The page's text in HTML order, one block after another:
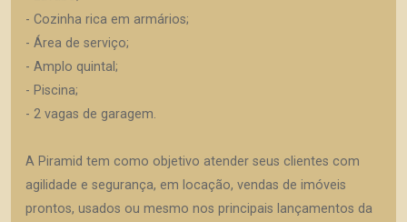
- Cozinha rica em armários;
- Área de serviço;
- Amplo quintal;
- Piscina;
- 2 vagas de garagem.
A Piramid tem como objetivo atender seus clientes com
agilidade e segurança, em locação, vendas de imóveis
prontos, usados ou mesmo nos principais lançamentos da